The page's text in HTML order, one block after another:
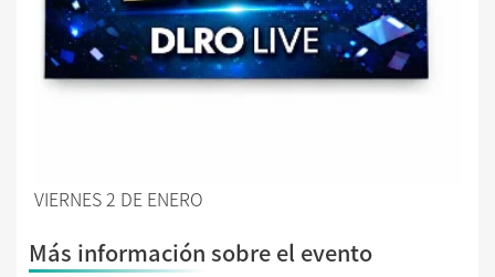
VIERNES 2 DE ENERO
Más información sobre el evento